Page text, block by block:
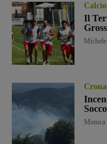
Calcio
Il
Monica